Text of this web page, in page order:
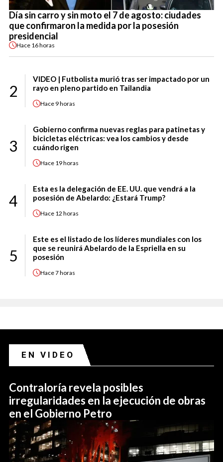
Día sin carro y sin moto el 7 de agosto: ciudades
que confirmaron la medida por la posesión
presidencial
Hace 16 horas
2
VIDEO | Futbolista murió tras ser impactado por un
rayo en pleno partido en Tailandia
Hace 9 horas
3
Gobierno confirma nuevas reglas para patinetas y
bicicletas eléctricas: vea los cambios y desde
cuándo rigen
Hace 19 horas
4
Esta es la delegación de EE. UU. que vendrá a la
posesión de Abelardo: ¿Estará Trump?
Hace 12 horas
5
Este es el listado de los líderes mundiales con los
que se reunirá Abelardo de la Espriella en su
posesión
Hace7 horas
EN VIDEO
Contraloría revela posibles
irregularidades en la ejecución de obras
en el Gobierno Petro